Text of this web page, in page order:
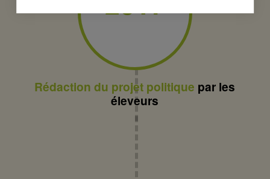
Rédaction du projet politique par les
éleveurs